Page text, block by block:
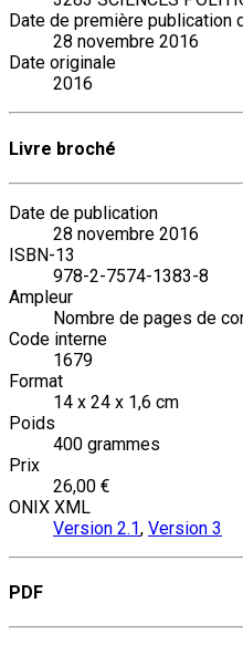
Date de première publication
28 novembre 2016
Date originale
2016
Livre broché
Date de publication
28 novembre 2016
ISBN-13
978-2-7574-1383-8
Ampleur
Nombre de pages de
Code interne
1679
Format
14 x 24 x 1,6 cm
Poids
400 grammes
Prix
26,00 €
ONIX XML
Version 2.1, Version 3
PDF